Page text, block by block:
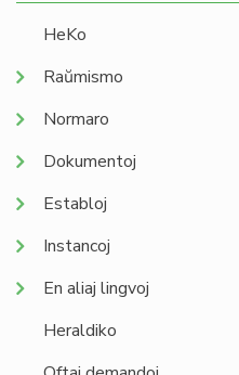
HeKo
Raŭmismo
Normaro
Dokumentoj
Establoj
Instancoj
En aliaj lingvoj
Heraldiko